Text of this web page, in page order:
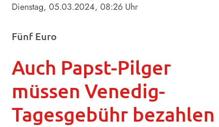
Dienstag, 05.03.2024, 08:26 Uhr
Fünf Euro
Auch Papst-Pilger
müssen Venedig-
Tagesgebühr bezahlen